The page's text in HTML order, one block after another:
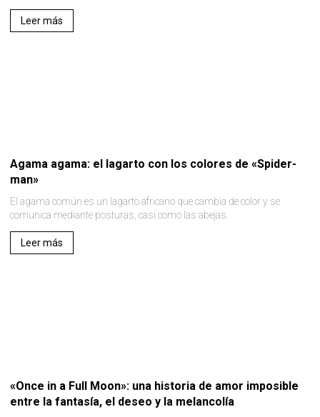
Leer más
Agama agama: el lagarto con los colores de «Spider-
man»
El agama común es un lagarto africano que cambia de color y se
comunica mediante posturas, casi como las abejas.
Leer más
«Once in a Full Moon»: una historia de amor imposible
entre la fantasía, el deseo y la melancolía